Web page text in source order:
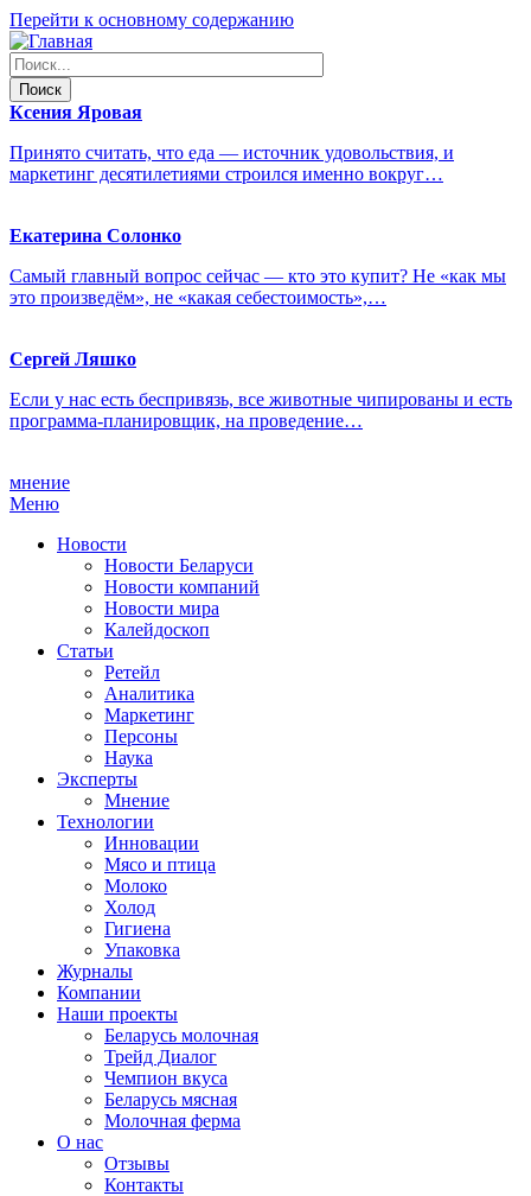
Перейти к основному содержанию
Ксения Яровая
Принято считать, что еда — источник удовольствия, и
маркетинг десятилетиями строился именно вокруг…
Екатерина Солонко
Самый главный вопрос сейчас — кто это купит? Не «как мы
это произведём», не «какая себестоимость»,…
Сергей Ляшко
Если у нас есть беспривязь, все животные чипированы и есть
программа-планировщик, на проведение…
мнение
Меню
Новости
Новости Беларуси
Новости компаний
Новости мира
Калейдоскоп
Статьи
Ретейл
Аналитика
Маркетинг
Персоны
Наука
Эксперты
Мнение
Технологии
Инновации
Мясо и птица
Молоко
Холод
Гигиена
Упаковка
Журналы
Компании
Наши проекты
Беларусь молочная
Трейд Диалог
Чемпион вкуса
Беларусь мясная
Молочная ферма
О нас
Отзывы
Контакты